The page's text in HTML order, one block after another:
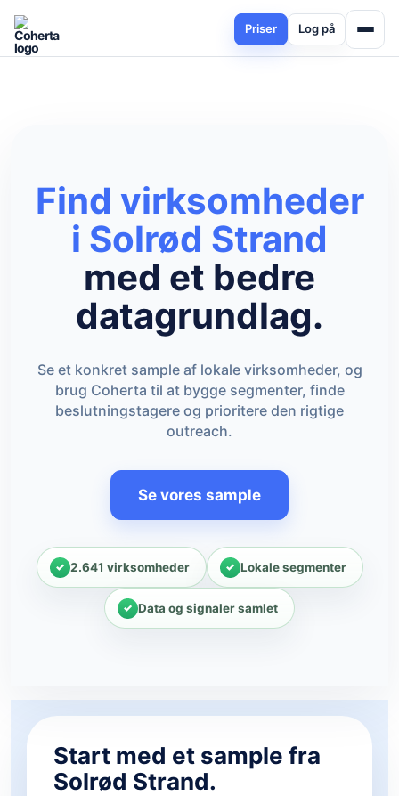
Priser Log på
Find virksomheder
i Solrød Strand
med et bedre
datagrundlag.
Se et konkret sample af lokale virksomheder, og
brug Coherta til at bygge segmenter, finde
beslutningstagere og prioritere den rigtige
outreach.
Se vores sample
2.641 virksomheder Lokale segmenter
Data og signaler samlet
Start med et sample fra
Solrød Strand.